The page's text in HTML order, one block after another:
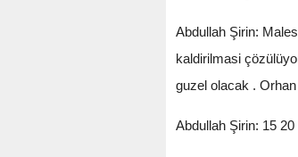
Abdullah Şirin:
kaldirilmasi
guzel olacak .
Abdullah Şirin: 15